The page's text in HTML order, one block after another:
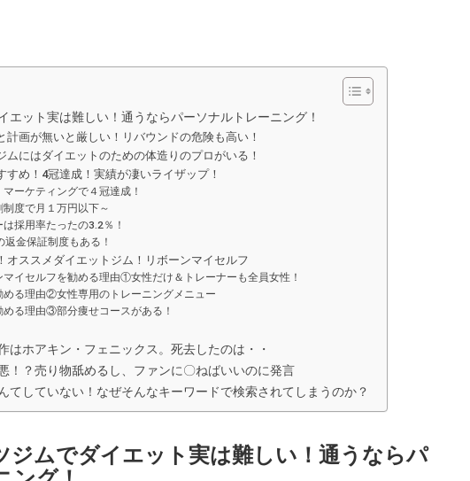
エット実は難しい！通うならパーソナルトレーニング！
計画が無いと厳しい！リバウンドの危険も高い！
ムにはダイエットのための体造りのプロがいる！
すめ！4冠達成！実績が凄いライザップ！
ーケティングで４冠達成！
度で月１万円以下～
採用率たったの3.2％！
金保証制度もある！
オススメダイエットジム！リボーンマイセルフ
イセルフを勧める理由①女性だけ＆トレーナーも全員女性！
める理由②女性専用のトレーニングメニュー
める理由③部分痩せコースがある！
はホアキン・フェニックス。死去したのは・・
！？売り物舐めるし、ファンに〇ねばいいのに発言
てしていない！なぜそんなキーワードで検索されてしまうのか？
ジムでダイエット実は難しい！通うならパ